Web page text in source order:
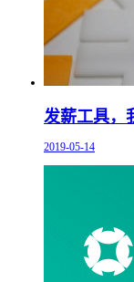
发薪工具，
2019-05-14